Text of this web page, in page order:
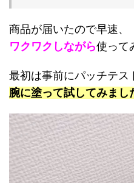
商品が届いたので早速、
ワクワクしながら使って
最初は事前にパッチテス
腕に塗って試してみまし